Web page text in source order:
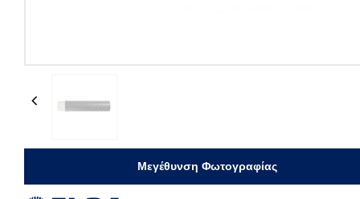
Previous
Μεγέθυνση Φωτογραφίας